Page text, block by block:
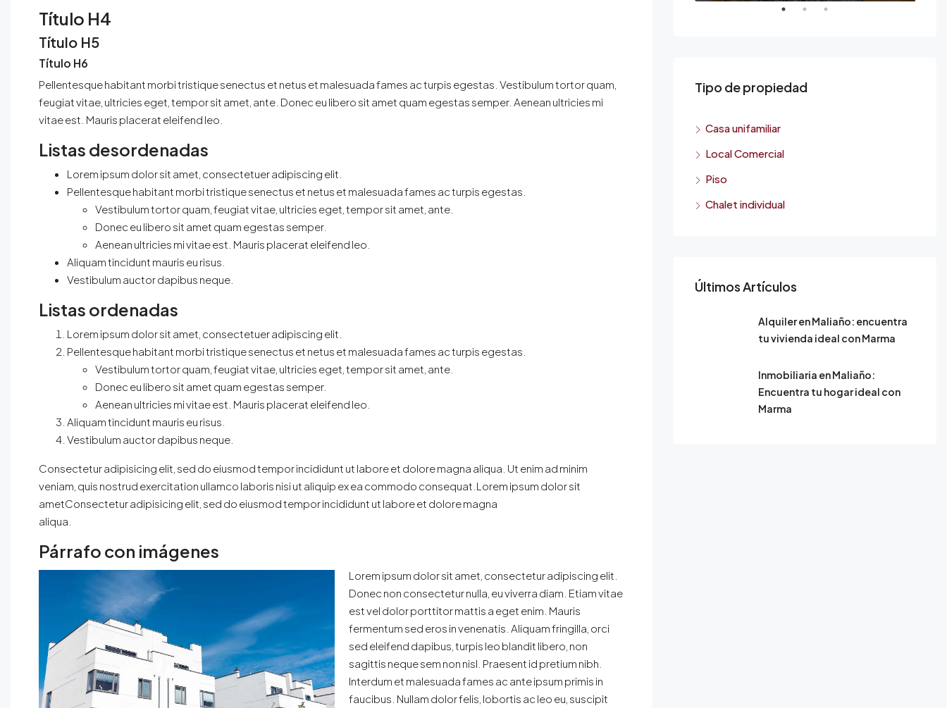
Título H4
Título H5
Título H6
Pellentesque habitant morbi tristique senectus et netus et malesuada fames ac turpis egestas. Vestibulum tortor quam,
feugiat vitae, ultricies eget, tempor sit amet, ante. Donec eu libero sit amet quam egestas semper. Aenean ultricies mi
vitae est. Mauris placerat eleifend leo.
Listas desordenadas
Lorem ipsum dolor sit amet, consectetuer adipiscing elit.
Pellentesque habitant morbi tristique senectus et netus et malesuada fames ac turpis egestas.
Vestibulum tortor quam, feugiat vitae, ultricies eget, tempor sit amet, ante.
Donec eu libero sit amet quam egestas semper.
Aenean ultricies mi vitae est. Mauris placerat eleifend leo.
Aliquam tincidunt mauris eu risus.
Vestibulum auctor dapibus neque.
Listas ordenadas
Lorem ipsum dolor sit amet, consectetuer adipiscing elit.
Pellentesque habitant morbi tristique senectus et netus et malesuada fames ac turpis egestas.
Vestibulum tortor quam, feugiat vitae, ultricies eget, tempor sit amet, ante.
Donec eu libero sit amet quam egestas semper.
Aenean ultricies mi vitae est. Mauris placerat eleifend leo.
Aliquam tincidunt mauris eu risus.
Vestibulum auctor dapibus neque.
Consectetur adipisicing elit, sed do eiusmod tempor incididunt ut labore et dolore magna aliqua. Ut enim ad minim
veniam, quis nostrud exercitation ullamco laboris nisi ut aliquip ex ea commodo consequat.Lorem ipsum dolor sit
ametConsectetur adipisicing elit, sed do eiusmod tempor incididunt ut labore et dolore magna
aliqua.
Párrafo con imágenes
Lorem ipsum dolor sit amet, consectetur adipiscing elit.
Donec non consectetur nulla, eu viverra diam. Etiam vitae
est vel dolor porttitor mattis a eget enim. Mauris
fermentum sed eros in venenatis. Aliquam fringilla, orci
sed eleifend dapibus, turpis leo blandit libero, non
sagittis neque sem non nisl. Praesent id pretium nibh.
Interdum et malesuada fames ac ante ipsum primis in
faucibus. Nullam dolor felis, lobortis ac leo eu, suscipit
Tipo de propiedad
Casa unifamiliar
Local Comercial
Piso
Chalet individual
Últimos Artículos
Alquiler en Maliaño: encuentra
tu vivienda ideal con Marma
Inmobiliaria en Maliaño:
Encuentra tu hogar ideal con
Marma